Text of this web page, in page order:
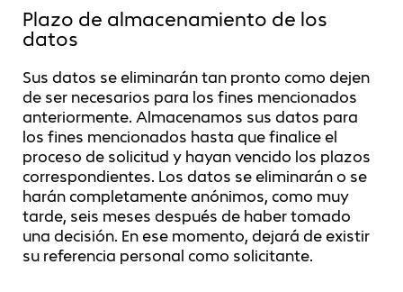
Plazo de almacenamiento de los
datos
Sus datos se eliminarán tan pronto como dejen
de ser necesarios para los fines mencionados
anteriormente. Almacenamos sus datos para
los fines mencionados hasta que finalice el
proceso de solicitud y hayan vencido los plazos
correspondientes. Los datos se eliminarán o se
harán completamente anónimos, como muy
tarde, seis meses después de haber tomado
una decisión. En ese momento, dejará de existir
su referencia personal como solicitante.